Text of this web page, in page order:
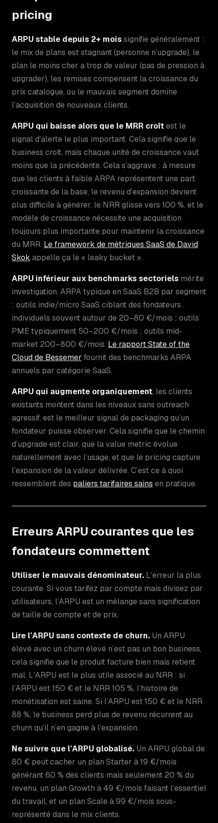
pricing
ARPU stable depuis 2+ moissignifie généralement :
le mix de plans est stagnant (personne n’upgrade), le
plan le moins cher a trop de valeur (pas de pression à
upgrader), les remises compensent la croissance du
prix catalogue, ou le mauvais segment domine
l’acquisition de nouveaux clients.
ARPU qui baisse alors que le MRR croîtest le
signal d’alerte le plus important. Cela signifie que le
business croît, mais chaque unité de croissance vaut
moins que la précédente. Cela s’aggrave : à mesure
que les clients à faible ARPA représentent une part
croissante de la base, le revenu d’expansion devient
plus difficile à générer, le NRR glisse vers 100 %, et le
modèle de croissance nécessite une acquisition
toujours plus importante pour maintenir la croissance
du MRR. Le framework de métriques SaaS de David
Skok appelle ça le « leaky bucket ».
ARPU inférieur aux benchmarks sectoriels mérite
investigation. ARPA typique en SaaS B2B par segment
: outils indie/micro SaaS ciblant des fondateurs
individuels souvent autour de 20–80 €/mois ; outils
PME typiquement 50–200 €/mois ; outils mid-
market 200–800 €/mois. Le rapport State of the
Cloud de Bessemer fournit des benchmarks ARPA
annuels par catégorie SaaS.
ARPU qui augmente organiquement, les clients
existants montent dans les niveaux sans outreach
agressif, est le meilleur signal de packaging qu’un
fondateur puisse observer. Cela signifie que le chemin
d’upgrade est clair, que la value metric évolue
naturellement avec l’usage, et que le pricing capture
l’expansion de la valeur délivrée. C’est ce à quoi
ressemblent des paliers tarifaires sains en pratique.
Erreurs ARPU courantes que les
fondateurs commettent
Utiliser le mauvais dénominateur. L’erreur la plus
courante. Si vous tarifez par compte mais divisez par
utilisateurs, l’ARPU est un mélange sans signification
de taille de compte et de prix.
Lire l’ARPU sans contexte de churn. Un ARPU
élevé avec un churn élevé n’est pas un bon business,
cela signifie que le produit facture bien mais retient
mal. L’ARPU est le plus utile associé au NRR : si
l’ARPU est 150 € et le NRR 105 %, l’histoire de
monétisation est saine. Si l’ARPU est 150 € et le NRR
88 %, le business perd plus de revenu récurrent au
churn qu’il n’en gagne à l’expansion.
Ne suivre que l’ARPU globalisé. Un ARPU global de
80 € peut cacher un plan Starter à 19 €/mois
générant 60 % des clients mais seulement 20 % du
revenu, un plan Growth à 49 €/mois faisant l’essentiel
du travail, et un plan Scale à 99 €/mois sous-
représenté dans le mix clients.